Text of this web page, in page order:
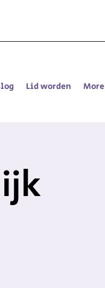
Lid worden More